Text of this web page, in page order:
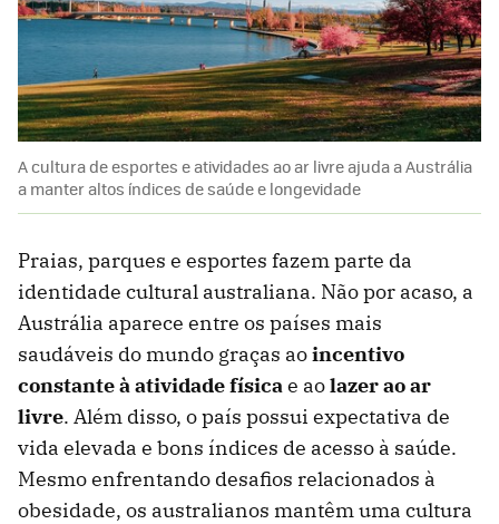
A cultura de esportes e atividades ao ar livre ajuda a Austrália
a manter altos índices de saúde e longevidade
Praias, parques e esportes fazem parte da
identidade cultural australiana. Não por acaso, a
Austrália aparece entre os países mais
saudáveis do mundo graças aoincentivo
constante à atividade físicae aolazer ao ar
livre. Além disso, o país possui expectativa de
vida elevada e bons índices de acesso à saúde.
Mesmo enfrentando desafios relacionados à
obesidade, os australianos mantêm uma cultura